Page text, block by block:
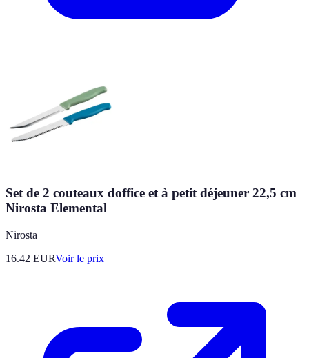
Set de 2 couteaux doffice et à petit déjeuner 22,5 cm
Nirosta Elemental
Nirosta
16.42 EURVoir le prix